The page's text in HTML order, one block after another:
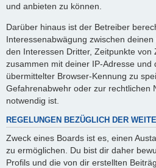
und anbieten zu können.
Darüber hinaus ist der Betreiber
Interessenabwägung zwischen
den Interessen Dritter, Zeitpunkte von
zusammen mit deiner IP-Adresse und
übermittelter Browser-Kennung zu
Gefahrenabwehr oder zur rechtlichen
notwendig ist.
REGELUNGEN BEZÜGLICH DER
Zweck eines Boards ist es, einen
zu ermöglichen. Du bist dir daher
Profils und die von dir erstellten